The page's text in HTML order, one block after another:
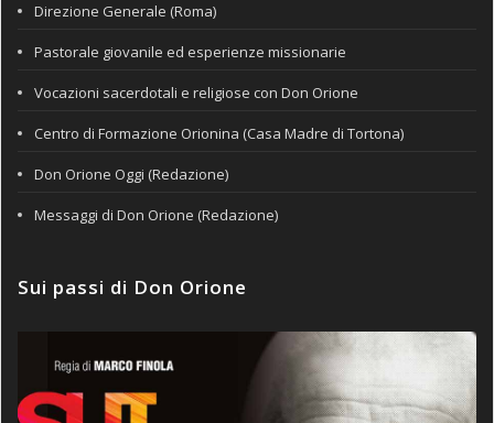
Direzione Generale (Roma)
Pastorale giovanile ed esperienze missionarie
Vocazioni sacerdotali e religiose con Don Orione
Centro di Formazione Orionina (Casa Madre di Tortona)
Don Orione Oggi (Redazione)
Messaggi di Don Orione (Redazione)
Sui passi di Don Orione